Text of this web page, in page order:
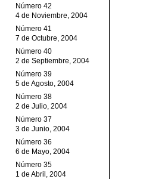
Número 42
4 de Noviembre, 2004
Número 41
7 de Octubre, 2004
Número 40
2 de Septiembre, 2004
Número 39
5 de Agosto, 2004
Número 38
2 de Julio, 2004
Número 37
3 de Junio, 2004
Número 36
6 de Mayo, 2004
Número 35
1 de Abril, 2004